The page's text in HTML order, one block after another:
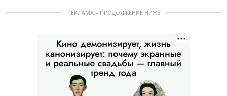
РЕКЛАМА – ПРОДОЛЖЕНИЕ НИЖЕ